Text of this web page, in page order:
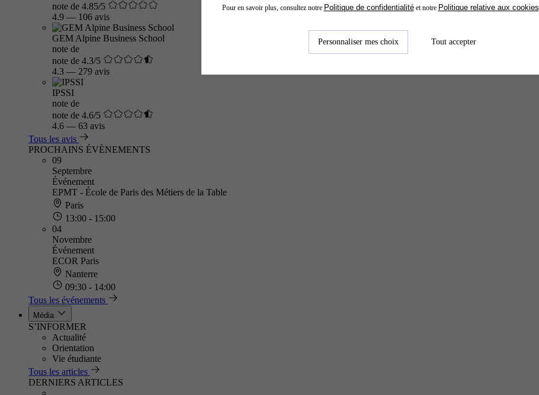
note de 4.85/5
4.9 — 106 avis
GEM Alpine Business School
note de
note de 4.3/5
4.3 — 279 avis
IPSSI
note de
note de 4.6/5
4.6 — 63 avis
Tous les avis
PROCHAINS ÉVÈNEMENTS
09
Septembre
Événement
EPMT - École de Paris des Métiers de la Table
Paris
13:00 - 15:00
04
Novembre
Événement
ECOR Paris
Nanterre
09:30 - 14:00
Tous les événements
Média
S’INFORMER
Actualité
Orientation
Vie étudiante
Tous les articles
DERNIERS ARTICLES
Pour en savoir plus, consultez notre Politique de confidentialitéet notre Politique relative aux cookies
Personnaliser mes choix Tout accepter